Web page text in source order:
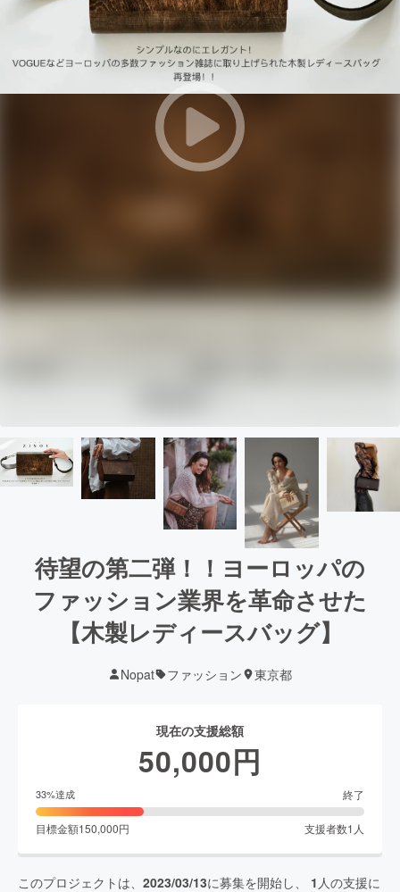
待望の第二弾！！ヨーロッパの
ファッション業界を革命させた
【木製レディースバッグ】
Nopat ファッション 東京都
現在の支援総額
50,000円
33%達成 終了
目標金額150,000円 支援者数1 人
このプロジェクトは、 2023/03/13に募集を開始し、 1 人の支援に